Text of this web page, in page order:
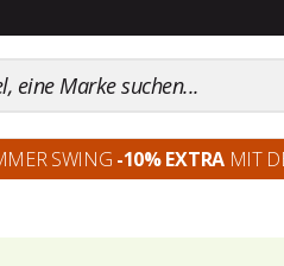
SWING -10% EXTRAMIT